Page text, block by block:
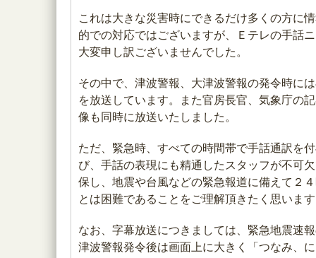
これは大きな災害時にできるだけ多くの方に
的での対応ではございますが、Ｅテレの手話
大変申し訳ございませんでした。
その中で、津波警報、大津波警報の発令時に
を放送しています。また官房長官、気象庁の
像も同時に放送いたしました。
ただ、緊急時、すべての時間帯で手話通訳を
び、手話の表現にも精通したスタッフが不可
保し、地震や台風などの緊急報道に備えて２
とは困難であることをご理解頂きたく思いま
なお、字幕放送につきましては、緊急地震速
津波警報発令後は画面上に大きく「つなみ、